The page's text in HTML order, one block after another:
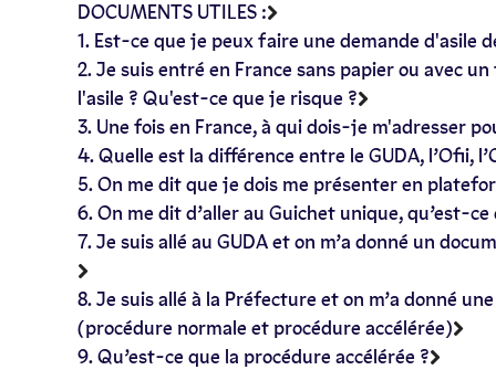
DOCUMENTS UTILES :
1. Est-ce que je peux faire une demande d'asile
2. Je suis entré en France sans papier ou avec
l'asile ? Qu'est-ce que je risque ?
3. Une fois en France, à qui dois-je m'adresser
4. Quelle est la différence entre le GUDA, l’Ofii,
5. On me dit que je dois me présenter en
6. On me dit d’aller au Guichet unique, qu’est-
7. Je suis allé au GUDA et on m’a donné un
8. Je suis allé à la Préfecture et on m’a donné
(procédure normale et procédure accélérée)
9. Qu’est-ce que la procédure accélérée ?